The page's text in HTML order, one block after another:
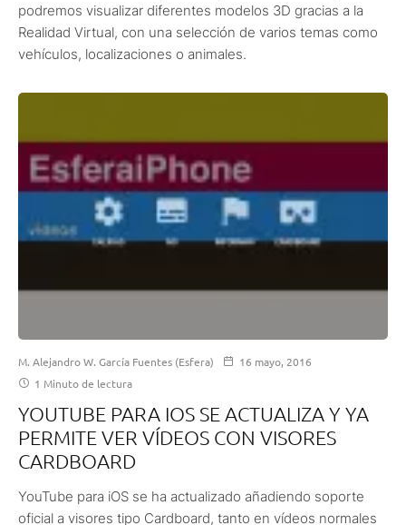
podremos visualizar diferentes modelos 3D gracias a la
Realidad Virtual, con una selección de varios temas como
vehículos, localizaciones o animales.
M. Alejandro W. García Fuentes (Esfera)
16 mayo, 2016
1 Minuto de lectura
YOUTUBE PARA IOS SE ACTUALIZA Y YA
PERMITE VER VÍDEOS CON VISORES
CARDBOARD
YouTube para iOS se ha actualizado añadiendo soporte
oficial a visores tipo Cardboard, tanto en vídeos normales